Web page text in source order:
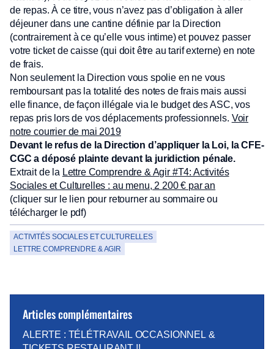
de repas. À ce titre, vous n’avez pas d’obligation à aller
déjeuner dans une cantine définie par la Direction
(contrairement à ce qu’elle vous intime) et pouvez passer
votre ticket de caisse (qui doit être au tarif externe) en note
de frais.
Non seulement la Direction vous spolie en ne vous
remboursant pas la totalité des notes de frais mais aussi
elle finance, de façon illégale via le budget des ASC, vos
repas pris lors de vos déplacements professionnels. Voir
notre courrier de mai 2019
Devant le refus de la Direction d’appliquer la Loi, la CFE-
CGC a déposé plainte devant la juridiction pénale.
Extrait de la Lettre Comprendre & Agir #T4: Activités
Sociales et Culturelles : au menu, 2 200 € par an
(cliquer sur le lien pour retourner au sommaire ou
télécharger le pdf)
ACTIVITÉS SOCIALES ET CULTURELLES
LETTRE COMPRENDRE & AGIR
Articles complémentaires
ALERTE : TÉLÉTRAVAIL OCCASIONNEL &